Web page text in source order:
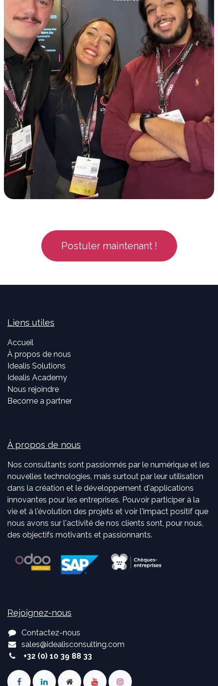
Postuler maintenant !
Liens utiles
Accueil
À propos de nous
Idealis Solutions
Idealis Academy
Nous rejoindre
Become a partner
À propos de nous
Nos consultants sont passionnés par le numérique et les
nouvelles technologies, mais surtout par leur utilisation
dans la création et le développement d'applications
innovantes pour les entreprises. Pouvoir participer à la
vie et à l'évolution des projets et voir l'impact positif que
nous avons sur l'activité de nos clients sont, pour nous,
des objectifs motivants et passionnants.
Rejoignez-nous
Contactez-nous
sales@idealisconsulting.com
+32 (0) 10 39 88 33